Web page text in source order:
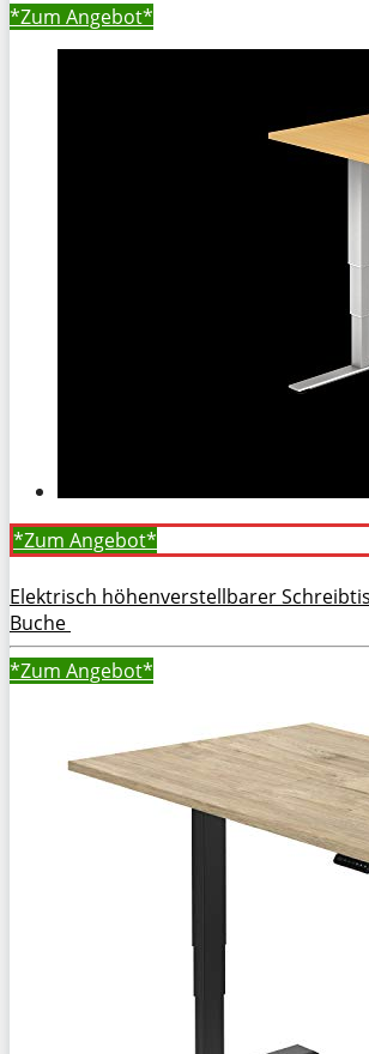
*Zum Angebot*
*Zum Angebot*
Elektrisch höhenverstellbarer
Buche
*Zum Angebot*